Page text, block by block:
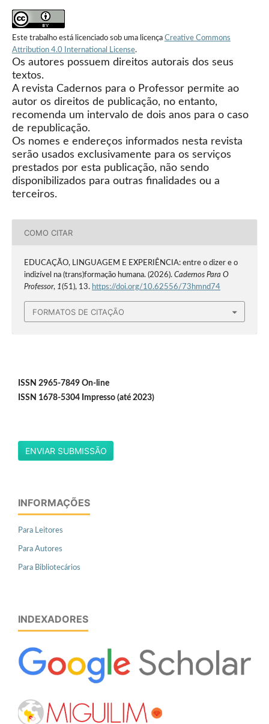
Este trabalho está licenciado sob uma licença Creative Commons
Attribution 4.0 International License.
Os autores possuem direitos autorais dos seus
textos.
A revista Cadernos para o Professor permite ao
autor os direitos de publicação, no entanto,
recomenda um intervalo de dois anos para o caso
de republicação.
Os nomes e endereços informados nesta revista
serão usados exclusivamente para os serviços
prestados por esta publicação, não sendo
disponibilizados para outras finalidades ou a
terceiros.
COMO CITAR
EDUCAÇÃO, LINGUAGEM E EXPERIÊNCIA: entre o dizer e o
indizível na (trans)formação humana. (2026). Cadernos Para O
Professor, 1(51), 13. https://doi.org/10.62556/73hmnd74
FORMATOS DE CITAÇÃO
ISSN 2965-7849 On-line
ISSN 1678-5304 Impresso (até 2023)
ENVIAR SUBMISSÃO
INFORMAÇÕES
Para Leitores
Para Autores
Para Bibliotecários
INDEXADORES